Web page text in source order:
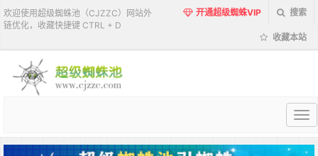
欢迎使用超级蜘蛛池（CJZZC）网站外
链优化，收藏快捷键 CTRL + D
开通超级蜘蛛VIP 搜索
收藏本站
超
蜘